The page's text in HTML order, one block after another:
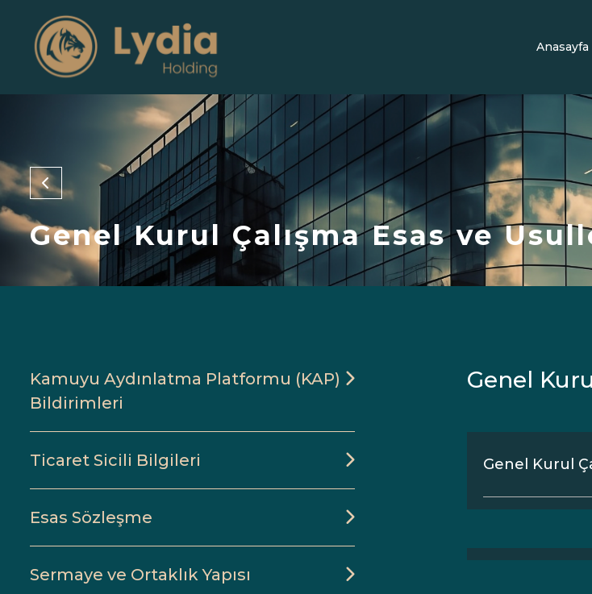
Anasayfa
Genel Kurul Çalışma Esas ve
Kamuyu Aydınlatma Platformu (KAP)
Bildirimleri
Ticaret Sicili Bilgileri
Esas Sözleşme
Sermaye ve Ortaklık Yapısı
Genel
Genel Kurul